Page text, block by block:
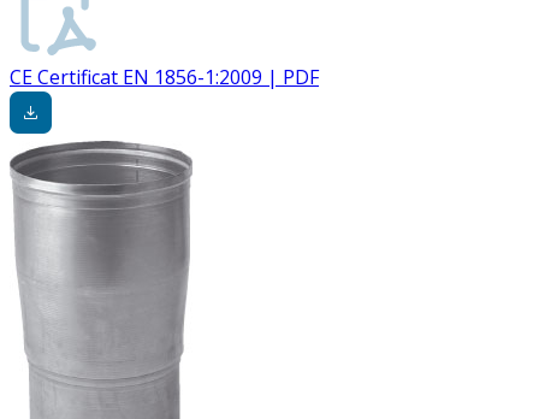
CE Certificat EN 1856-1:2009 | PDF